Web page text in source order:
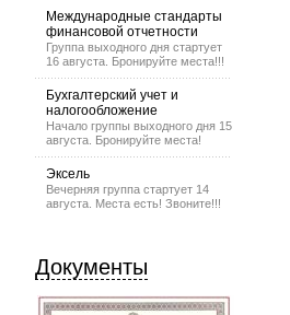
Международные стандарты
финансовой отчетности
Группа выходного дня стартует
16 августа. Бронируйте места!!!
Бухгалтерский учет и
налогообложение
Начало группы выходного дня 15
августа. Бронируйте места!
Эксель
Вечерняя группа стартует 14
августа. Места есть! Звоните!!!
Документы